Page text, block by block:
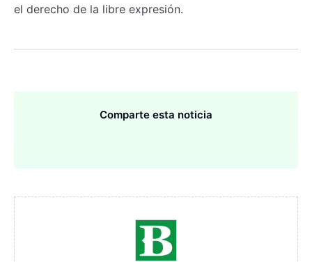
el derecho de la libre expresión.
Comparte esta noticia